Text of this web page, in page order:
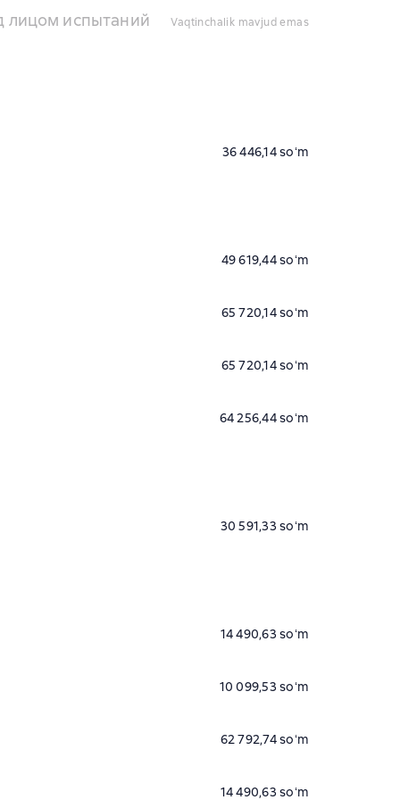
лицом испытаний vaqtinchalik mavjud emas
36 446,14 soʻm
49 619,44 soʻm
65 720,14 soʻm
65 720,14 soʻm
64 256,44 soʻm
30 591,33 soʻm
14 490,63 soʻm
10 099,53 soʻm
62 792,74 soʻm
14 490,63 soʻm